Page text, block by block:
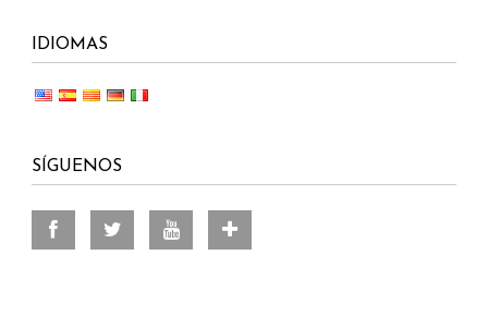
IDIOMAS
SÍGUENOS